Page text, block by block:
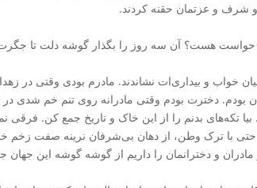
و شرف و عزتمان حقنه کردند.
حواست هست؟ آن سه روز را بگذار گوشه دلت تا
خواب و بیداری‌ات نشاندند. مادرم بودی وقتی در
بودم. دخترت بودم وقتی مادرانه روی تنم خم
بیا تکه‌های بدنم را از این خاک و تاریخ جمع کن. فرقی
حتی با ترک وطن، از دهان بی‌شرفان نرینه صفت زخم
و دخترانمان را داریم از گوشه گوشه این جهان